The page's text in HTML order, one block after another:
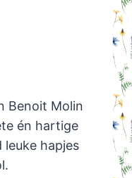
Benoit Molin
én hartige
leuke hapjes